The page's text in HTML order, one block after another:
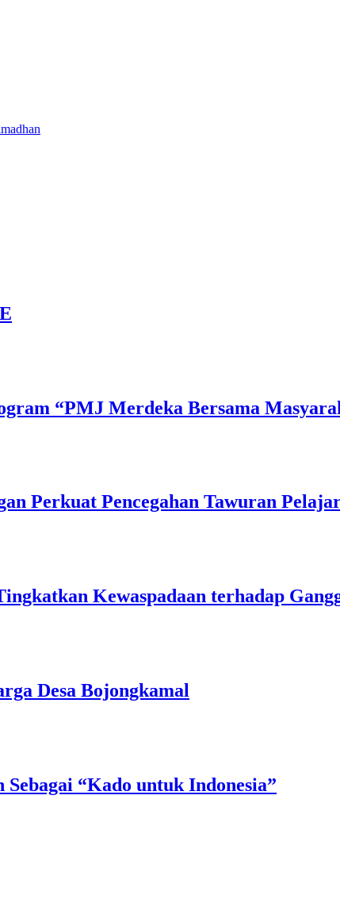
“PMJ Merdeka Bersama
Perkuat Pencegahan Tawuran
Kewaspadaan terhadap
Desa Bojongkamal
“Kado untuk Indonesia”